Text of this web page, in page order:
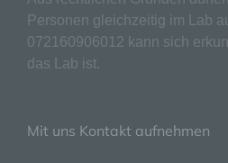
Personen gleichzeitig im Lab
072160906012 kann sich
das Lab ist.
Mit uns Kontakt aufnehmen
lesbar und verständlich sein.
gewährleisten, möchten wir
Begrifflichkeiten erläutern.
Wir verwenden in dieser
a)